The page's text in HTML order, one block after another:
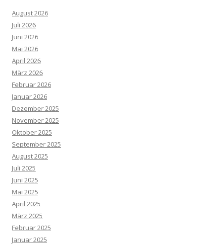
August 2026
Juli 2026
Juni 2026
Mai 2026
April 2026
März 2026
Februar 2026
Januar 2026
Dezember 2025
November 2025
Oktober 2025
September 2025
August 2025
Juli 2025
Juni 2025
Mai 2025
April 2025
März 2025
Februar 2025
Januar 2025